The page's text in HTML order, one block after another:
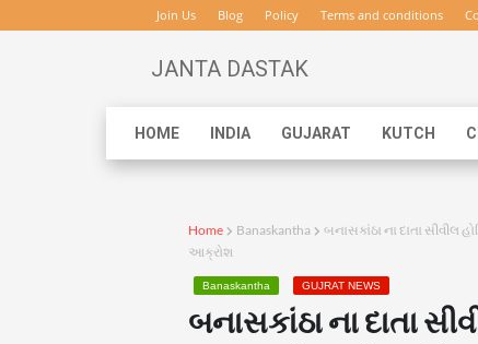
Join Us Blog Policy Terms and conditions
JANTA DASTAK
HOME INDIA GUJARAT KUTCH
Home Banaskantha
બનાસકાંઠા ના દાતા સીવીલ
આક્રોશ
Banaskantha GUJRAT NEWS
બનાસકાંઠા ના દાતા